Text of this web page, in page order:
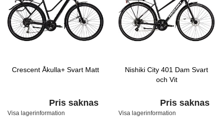
Crescent Åkulla+ Svart Matt
Pris saknas
Visa lagerinformation
Nishiki City 401 Dam Svart
och Vit
Pris saknas
Visa lagerinformation